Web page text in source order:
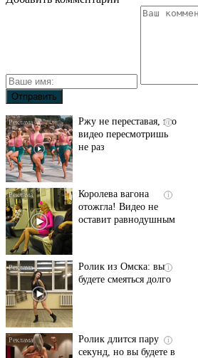
i
Ржу не переставая, это
видео пересмотришь
не раз
i
Королева вагона
отожгла! Видео не
оставит равнодушным
i
Ролик из Омска: вы
будете смеяться долго
i
Ролик длится пару
секунд, но вы будете в